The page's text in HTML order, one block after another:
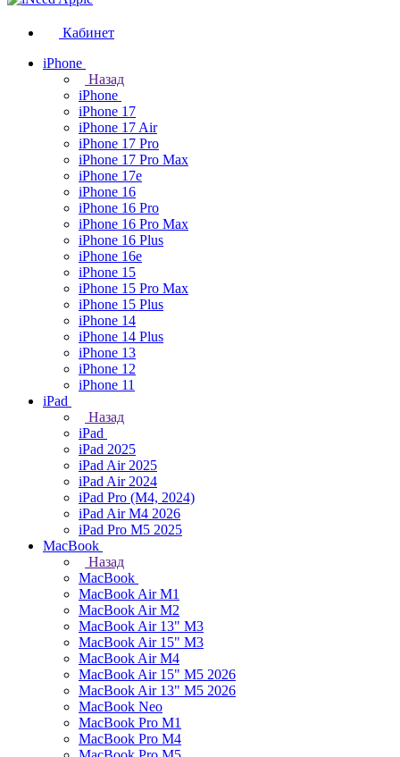
Кабинет
iPhone
Назад
iPhone
iPhone 17
iPhone 17 Air
iPhone 17 Pro
iPhone 17 Pro Max
iPhone 17e
iPhone 16
iPhone 16 Pro
iPhone 16 Pro Max
iPhone 16 Plus
iPhone 16e
iPhone 15
iPhone 15 Pro Max
iPhone 15 Plus
iPhone 14
iPhone 14 Plus
iPhone 13
iPhone 12
iPhone 11
iPad
Назад
iPad
iPad 2025
iPad Air 2025
iPad Air 2024
iPad Pro (M4, 2024)
iPad Air M4 2026
iPad Pro M5 2025
MacBook
Назад
MacBook
MacBook Air M1
MacBook Air M2
MacBook Air 13" M3
MacBook Air 15" M3
MacBook Air M4
MacBook Air 15" М5 2026
MacBook Air 13" М5 2026
MacBook Neo
MacBook Pro M1
MacBook Pro M4